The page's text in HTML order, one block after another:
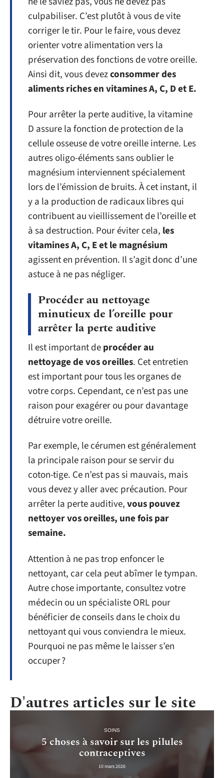
culpabiliser. C’est plutôt à vous de vite
corriger le tir. Pour le faire, vous devez
orienter votre alimentation vers la
préservation des fonctions de votre oreille.
Ainsi dit, vous devezconsommer des
aliments riches en vitamines A, C, D et E.
Pour arrêter la perte auditive, la vitamine
D assure la fonction de protection de la
cellule osseuse de votre oreille interne. Les
autres oligo-éléments sans oublier le
magnésium interviennent spécialement
lors de l’émission de bruits. À cet instant, il
y a la production de radicaux libres qui
contribuent au vieillissement de l’oreille et
à sa destruction. Pour éviter cela, les
vitamines A, C, E et le magnésium
agissent en prévention. Il s’agit donc d’une
astuce à ne pas négliger.
Procéder au nettoyage
minutieux de l’oreille pour
arrêter la perte auditive
Il est important deprocéder au
nettoyage de vos oreilles. Cet entretien
est important pour tous les organes de
votre corps. Cependant, ce n’est pas une
raison pour exagérer ou pour davantage
détruire votre oreille.
Par exemple, le cérumen est généralement
la principale raison pour se servir du
coton-tige. Ce n’est pas si mauvais, mais
vous devez y aller avec précaution. Pour
arrêter la perte auditive,vous pouvez
nettoyer vos oreilles, une fois par
semaine.
Attention à ne pas trop enfoncer le
nettoyant, car cela peut abîmer le tympan.
Autre chose importante, consultez votre
médecin ou un spécialiste ORL pour
bénéficier de conseils dans le choix du
nettoyant qui vous conviendra le mieux.
Pourquoi ne pas même le laisser s’en
occuper ?
D'autres articles sur le site
SOINS
5 choses à savoir sur les pilules
contraceptives
10 mars 2026